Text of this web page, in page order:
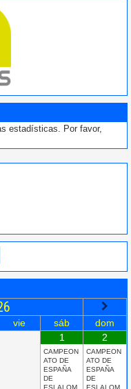
estadísticas. Por favor,
vie sáb
dom
1
CAMPEON
ATO DE
ESPAÑA
DE
ESLALOM
2
CAMPEON
ATO DE
ESPAÑA
DE
ESLALOM